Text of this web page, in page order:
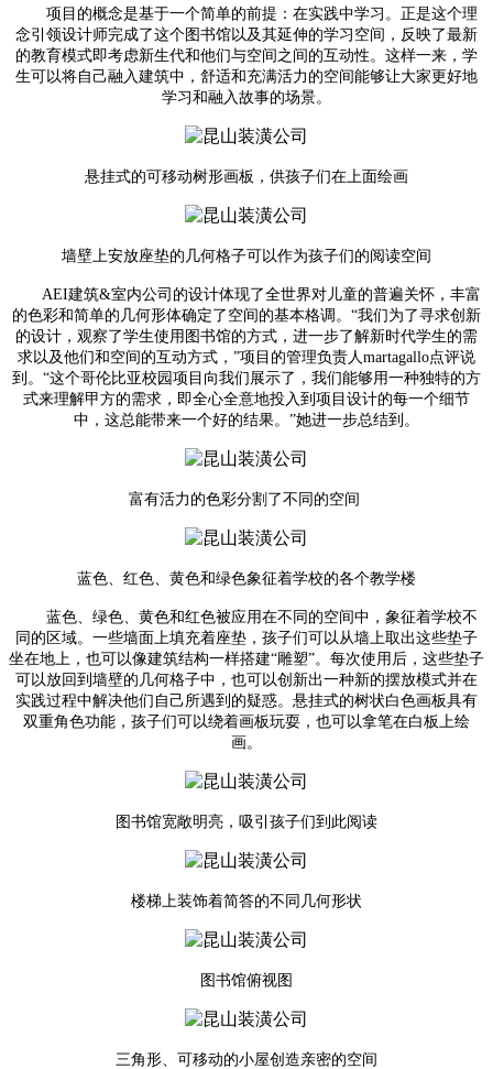
项目的概念是基于一个简单的前提：在实践中学习。正是这个理
念引领设计师完成了这个图书馆以及其延伸的学习空间，反映了最新
的教育模式即考虑新生代和他们与空间之间的互动性。这样一来，学
生可以将自己融入建筑中，舒适和充满活力的空间能够让大家更好地
学习和融入故事的场景。
悬挂式的可移动树形画板，供孩子们在上面绘画
墙壁上安放座垫的几何格子可以作为孩子们的阅读空间
AEI建筑&室内公司的设计体现了全世界对儿童的普遍关怀，丰富
的色彩和简单的几何形体确定了空间的基本格调。“我们为了寻求创新
的设计，观察了学生使用图书馆的方式，进一步了解新时代学生的需
求以及他们和空间的互动方式，”项目的管理负责人martagallo点评说
到。“这个哥伦比亚校园项目向我们展示了，我们能够用一种独特的方
式来理解甲方的需求，即全心全意地投入到项目设计的每一个细节
中，这总能带来一个好的结果。”她进一步总结到。
富有活力的色彩分割了不同的空间
蓝色、红色、黄色和绿色象征着学校的各个教学楼
蓝色、绿色、黄色和红色被应用在不同的空间中，象征着学校不
同的区域。一些墙面上填充着座垫，孩子们可以从墙上取出这些垫子
坐在地上，也可以像建筑结构一样搭建“雕塑”。每次使用后，这些垫子
可以放回到墙壁的几何格子中，也可以创新出一种新的摆放模式并在
实践过程中解决他们自己所遇到的疑惑。悬挂式的树状白色画板具有
双重角色功能，孩子们可以绕着画板玩耍，也可以拿笔在白板上绘
画。
图书馆宽敞明亮，吸引孩子们到此阅读
楼梯上装饰着简答的不同几何形状
图书馆俯视图
三角形、可移动的小屋创造亲密的空间